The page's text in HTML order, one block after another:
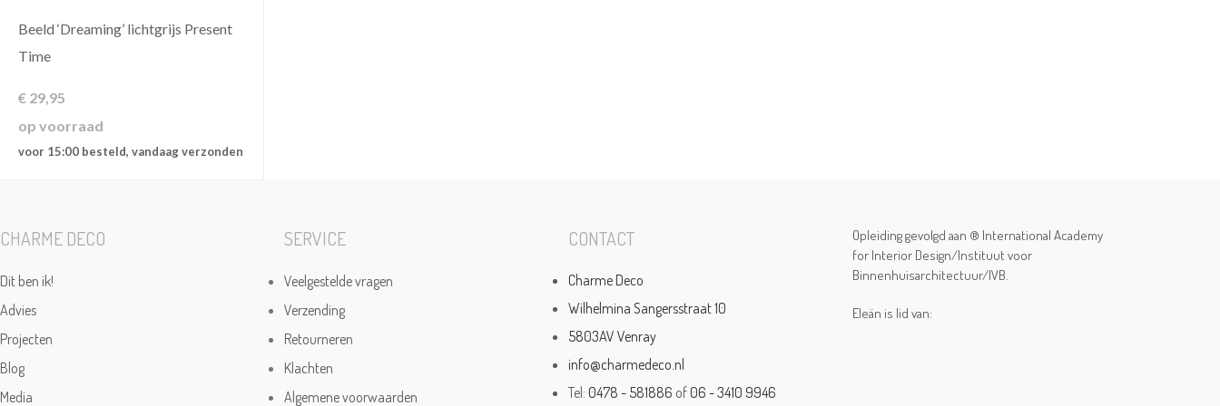
Beeld ‘Dreaming’ lichtgrijs Present
Time
€ 29,95
op voorraad
voor 15:00 besteld, vandaag verzonden
CHARME DECO
Dit ben ik!
Advies
Projecten
Blog
Media
SERVICE
Veelgestelde vragen
Verzending
Retourneren
Klachten
Algemene voorwaarden
CONTACT
Charme Deco
Wilhelmina Sangersstraat 10
5803AV Venray
info@charmedeco.nl
Tel: 0478 - 581886 of 06 - 3410 9946
Opleiding gevolgd aan ® International Academy
for Interior Design/Instituut voor
Binnenhuisarchitectuur/IVB.
Eleän is lid van: